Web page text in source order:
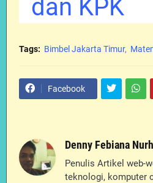
dan KPK
Tags: Bimbel Jakarta Timur
Facebook
Denny Febiana
Penulis Artikel web-
teknologi, komputer